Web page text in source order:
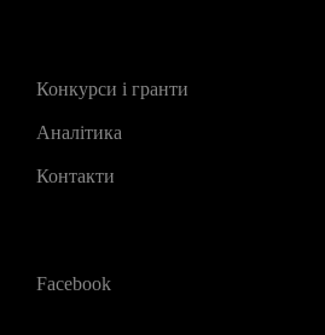
Конкурси і гранти
Аналітика
Контакти
Facebook